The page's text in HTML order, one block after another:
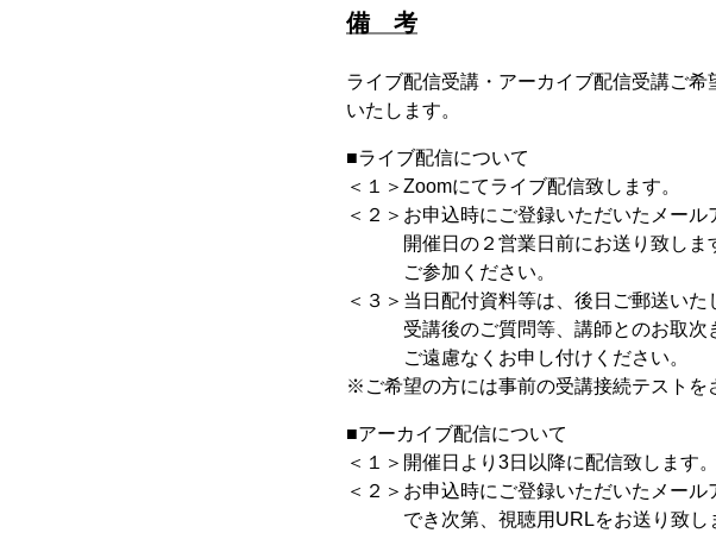
備 考
ライブ配信受講・アーカイブ配信受講ご
いたします。
■ライブ配信について
＜１＞Zoomにてライブ配信致します。
＜２＞お申込時にご登録いただいたメー
開催日の２営業日前にお送り致します
ご参加ください。
＜３＞当日配付資料等は、後日ご郵送いた
受講後のご質問等、講師とのお取次ぎ
ご遠慮なくお申し付けください。
※ご希望の方には事前の受講接続テストを
■アーカイブ配信について
＜１＞開催日より3日以降に配信致します。
＜２＞お申込時にご登録いただいたメー
でき次第、視聴用URLをお送り致し